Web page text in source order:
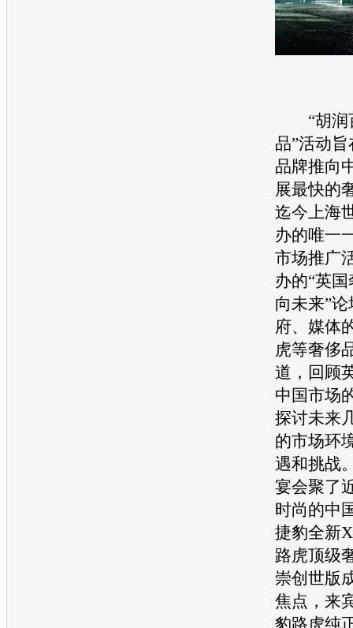
“胡润
品”活动
品牌推向
展最快的
迄今上海
办的唯一
市场推广
办的“英
向未来”
府、媒体
虎等奢侈
道，回顾
中国市场
探讨未来
的市场环
遇和挑战
宴会聚了
时尚的中
捷豹全新
路虎顶级
崇创世版
焦点，来
豹路虎纯